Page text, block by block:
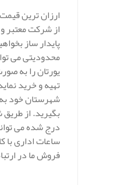
ارزان ترین
از شرکت معتبر و
پایدار ساز
محدودیتی می
یورتان را به
تهیه و خرید
شهرستان خود
بگیرید. از
درج شده می
ساعات اداری با
فروش ما در